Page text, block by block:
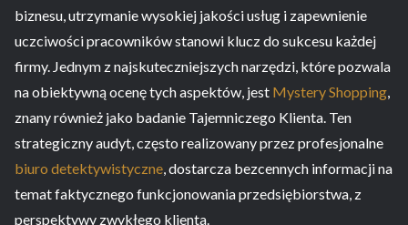
biznesu, utrzymanie wysokiej jakości usług i zapewnienie
uczciwości pracowników stanowi klucz do sukcesu każdej
firmy. Jednym z najskuteczniejszych narzędzi, które pozwala
na obiektywną ocenę tych aspektów, jest Mystery Shopping,
znany również jako badanie Tajemniczego Klienta. Ten
strategiczny audyt, często realizowany przez profesjonalne
biuro detektywistyczne, dostarcza bezcennych informacji na
temat faktycznego funkcjonowania przedsiębiorstwa, z
perspektywy zwykłego klienta.